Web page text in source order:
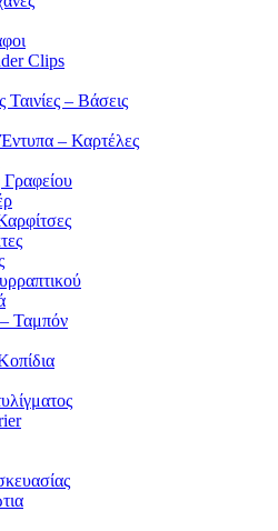
Clips
Ταινίες – Βάσεις
– Καρτέλες
Ταμπόν